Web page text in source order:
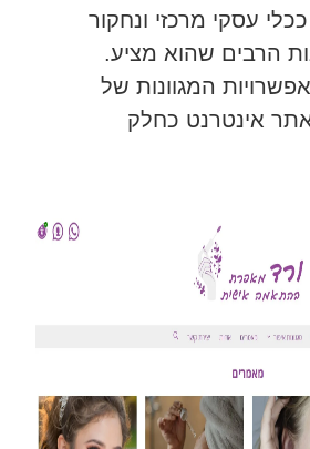
עסקי מרכזי ונחקור
הרבים שהוא מציע.
המגוונות של
אינטרנט כחלק